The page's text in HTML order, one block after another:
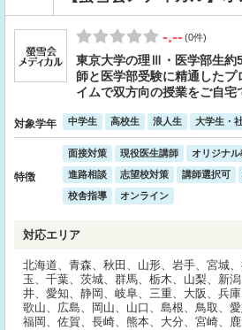
-.--(0件)
東京大学の理Ⅲ・医学部生約
師と医学部受験に精通したプ
イムで双方向の授業をご自宅
対象学年 中学生 高校生 浪人生 大学生・
特徴
面接対策 現役医生講師 オリジナ
進路相談
志望校対策 講師選択可
校舎指導
オンライン
対応エリア
北海道、青森、秋田、山形、岩手、宮城
玉、千葉、茨城、群馬、栃木、山梨、新
井、愛知、静岡、岐阜、三重、大阪、兵
歌山、広島、岡山、山口、島根、鳥取、愛
福岡、佐賀、長崎、熊本、大分、宮崎、